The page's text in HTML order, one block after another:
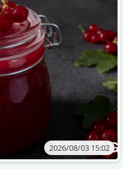
გარეშე.
2026/08/03 15:02